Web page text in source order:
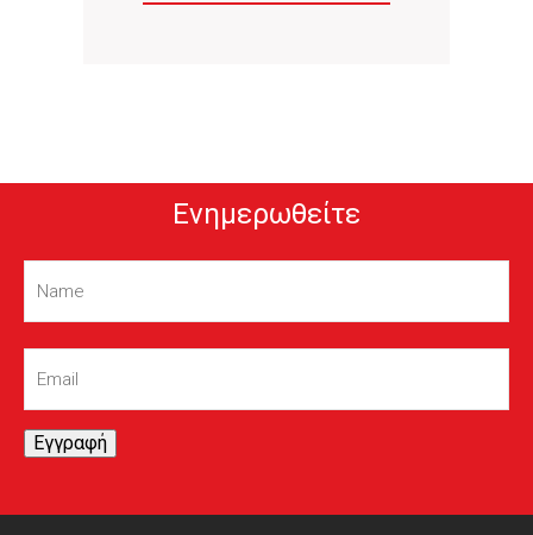
Ενημερωθείτε
Name(Required)
Email(Required)
Εγγραφή